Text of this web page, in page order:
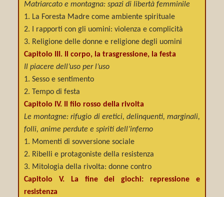
Matriarcato e montagna: spazi di libertà femminile
1. La Foresta Madre come ambiente spirituale
2. I rapporti con gli uomini: violenza e complicità
3. Religione delle donne e religione degli uomini
Capitolo III. Il corpo, la trasgressione, la festa
Il piacere dell’uso per l’uso
1. Sesso e sentimento
2. Tempo di festa
Capitolo IV. Il filo rosso della rivolta
Le montagne: rifugio di eretici, delinquenti, marginali,
folli, anime perdute e spiriti dell’inferno
1. Momenti di sovversione sociale
2. Ribelli e protagoniste della resistenza
3. Mitologia della rivolta: donne contro
Capitolo V. La fine dei giochi: repressione e
resistenza